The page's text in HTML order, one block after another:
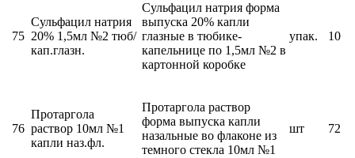
75
Сульфацил натрия
20% 1,5мл №2 тюб/
кап.глазн.
Сульфацил натрия форма
выпуска 20% капли
глазные в тюбике-
капельнице по 1,5мл №2 в
картонной коробке
упак. 10
76
Протаргола
раствор 10мл №1
капли наз.фл.
Протаргола раствор
форма выпуска капли
назальные во флаконе из
темного стекла 10мл №1
шт 72